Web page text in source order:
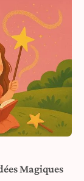
Magiques